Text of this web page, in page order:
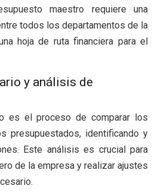
maestro requiere una
todos los departamentos de la
hoja de ruta financiera para el
y análisis de
es el proceso de comparar los
presupuestados, identificando y
Este análisis es crucial para
de la empresa y realizar ajustes